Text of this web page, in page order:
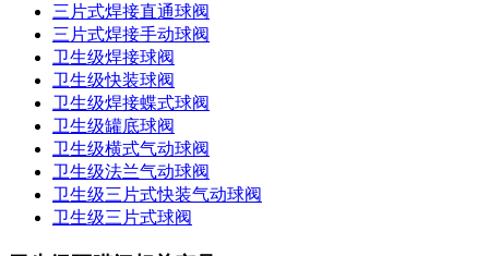
三片式焊接直通球阀
三片式焊接手动球阀
卫生级焊接球阀
卫生级快装球阀
卫生级焊接蝶式球阀
卫生级罐底球阀
卫生级横式气动球阀
卫生级法兰气动球阀
卫生级三片式快装气动球阀
卫生级三片式球阀